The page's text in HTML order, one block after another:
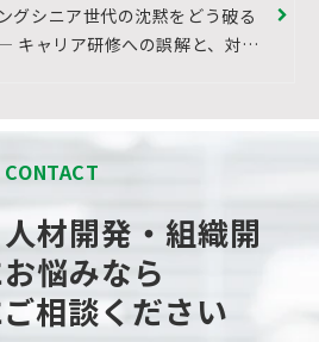
グシニア世代の沈黙をどう破る
キャリア研修への誤解と、対話
CONTACT
材開発・組織開
悩みなら
相談ください